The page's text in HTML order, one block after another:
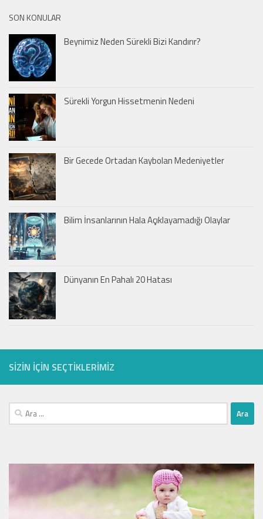
SON KONULAR
Beynimiz Neden Sürekli Bizi Kandırır?
Sürekli Yorgun Hissetmenin Nedeni
Bir Gecede Ortadan Kaybolan Medeniyetler
Bilim İnsanlarının Hala Açıklayamadığı Olaylar
Dünyanın En Pahalı 20 Hatası
SIZIN IÇIN SEÇTIKLERIMIZ
Arama: